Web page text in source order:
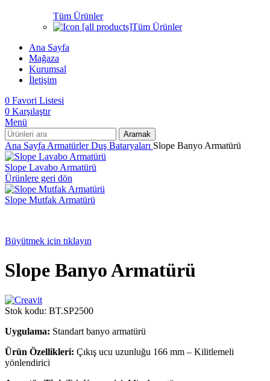
Tüm Ürünler
Tüm Ürünler
Ana Sayfa
Mağaza
Kurumsal
İletişim
0 Favori Listesi
0 Karşılaştır
Menü
Aramak
Ana Sayfa ArmatürlerDuş Bataryaları Slope Banyo Armatürü
Slope Lavabo Armatürü
Ürünlere geri dön
Slope Mutfak Armatürü
Büyütmek için tıklayın
Slope Banyo Armatürü
Stok kodu: BT.SP2500
Uygulama: Standart banyo armatürü
Ürün Özellikleri: Çıkış ucu uzunluğu 166 mm – Kilitlemeli
yönlendirici